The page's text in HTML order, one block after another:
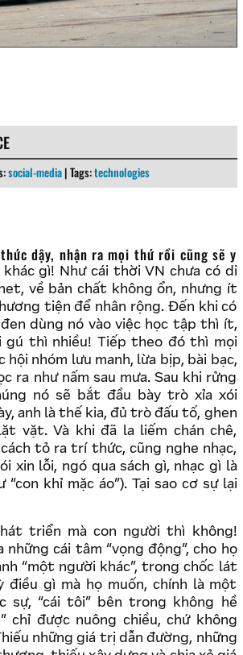
social-media | Tags:technologies
khác gì! Như cái thời VN chưa có di
về bản chất không ổn, nhưng ít
tiện để nhân rộng. Đến khi có
dùng nó vào việc học tập thì ít,
gú thì nhiều! Tiếp theo đó thì mọi
hội nhóm lưu manh, lừa bịp, bài bạc,
ra như nấm sau mưa. Sau khi rửng
nó sẽ bắt đầu bày trò xỉa xói
anh là thế kia, đủ trò đấu tố, ghen
vặt. Và khi đã la liếm chán chê,
tỏ ra trí thức, cũng nghe nhạc,
xin lỗi, ngó qua sách gì, nhạc gì là
“con khỉ mặc áo”). Tại sao cơ sự lại
triển mà con người thì không!
những cái tâm “vọng động”, cho họ
“một người khác”, trong chốc lát
gì mà họ muốn, chính là một
sự, “cái tôi” bên trong không hề
chỉ được nuông chiều, chứ không
những giá trị dẫn đường, những